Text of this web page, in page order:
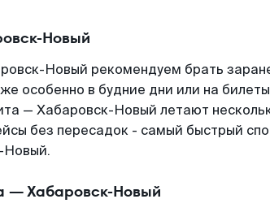
Новый
Новый рекомендуем брать
особенно в будние дни или на
— Хабаровск-Новый летают
без пересадок - самый быстрый
Новый.
— Хабаровск-Новый